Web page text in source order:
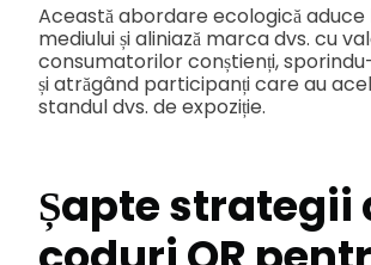
Această abordare ecologică
mediului și aliniază marca dvs. cu
consumatorilor conștienți,
și atrăgând participanți care au
standul dvs. de expoziție.
Șapte strategii